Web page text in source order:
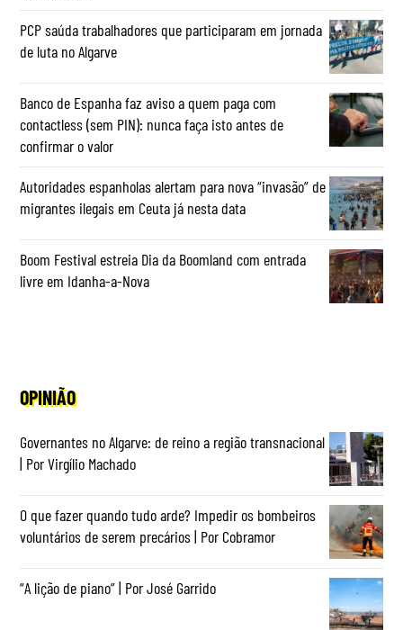
PCP saúda trabalhadores que participaram em jornada
de luta no Algarve
Banco de Espanha faz aviso a quem paga com
contactless (sem PIN): nunca faça isto antes de
confirmar o valor
Autoridades espanholas alertam para nova “invasão” de
migrantes ilegais em Ceuta já nesta data
Boom Festival estreia Dia da Boomland com entrada
livre em Idanha-a-Nova
OPINIÃO
Governantes no Algarve: de reino a região transnacional
| Por Virgílio Machado
O que fazer quando tudo arde? Impedir os bombeiros
voluntários de serem precários | Por Cobramor
“A lição de piano” | Por José Garrido